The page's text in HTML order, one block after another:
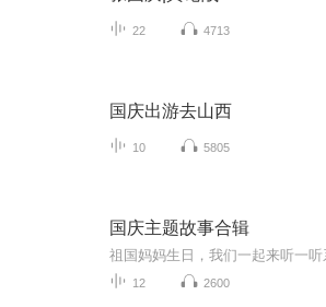
22 4713
国庆出游去山西
10 5805
国庆主题故事合辑
12 2600